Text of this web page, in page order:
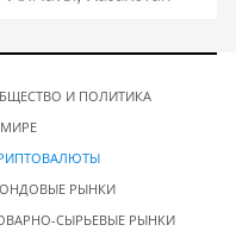
И ПОЛИТИКА
РЫНКИ
СЫРЬЕВЫЕ РЫНКИ